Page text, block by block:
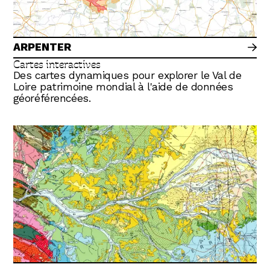
ARPENTER
Cartes interactives
Des cartes dynamiques pour explorer le Val de
Loire patrimoine mondial à l'aide de données
géoréférencées.